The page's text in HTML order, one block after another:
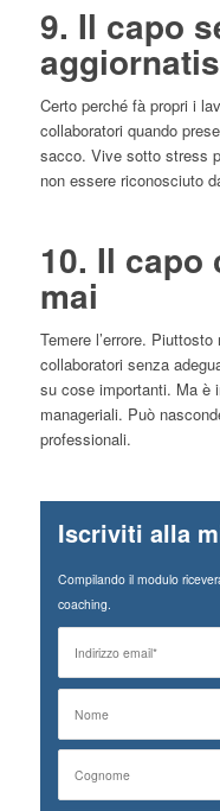
9. Il capo
Certo perché fà propri i
collaboratori quando
sacco. Vive sotto stress
non essere riconosciuto
10. Il capo
mai
Temere l’errore.
collaboratori senza
su cose importanti. Ma è
manageriali. Può
professionali.
Iscriviti alla
Compilando il modulo
coaching.